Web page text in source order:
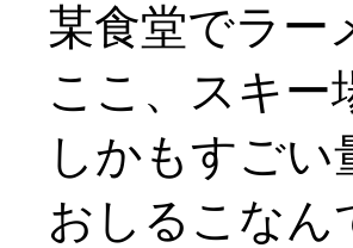
某食堂でラー
ここ、スキー
しかもすごい
おしるこなん